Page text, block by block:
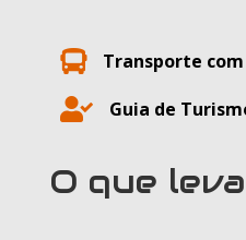
 Transporte
 Guia de
O que